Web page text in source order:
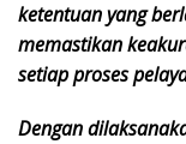
ketentuan yang
memastikan
setiap proses
Dengan